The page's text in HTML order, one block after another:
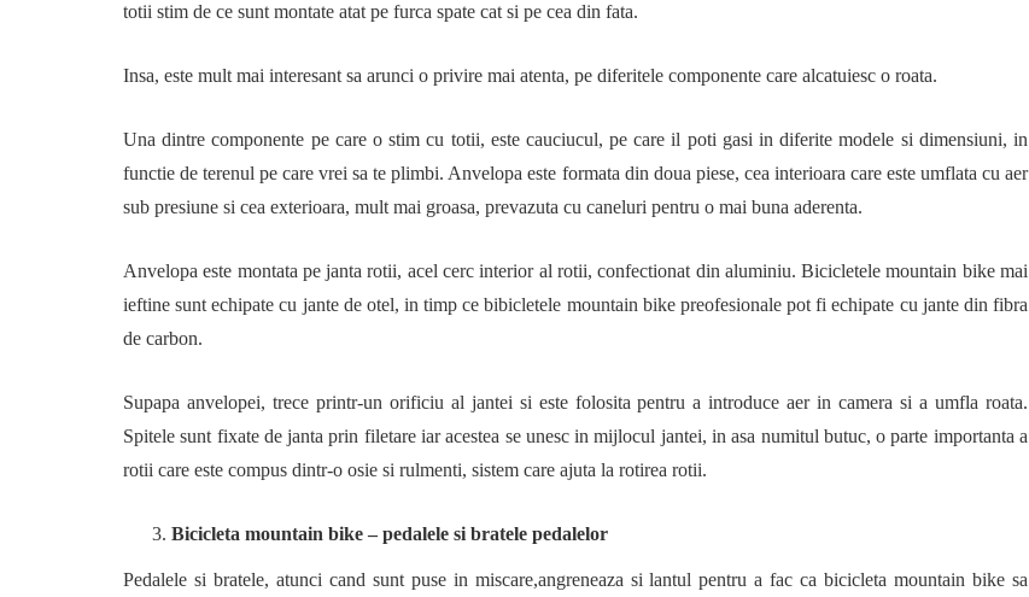
totii stim de ce sunt montate atat pe furca spate cat si pe cea din fata.
Insa, este mult mai interesant sa arunci o privire mai atenta, pe diferitele componente care alcatuiesc o roata.
Una dintre componente pe care o stim cu totii, este cauciucul, pe care il poti gasi in diferite modele si dimensiuni, in
functie de terenul pe care vrei sa te plimbi. Anvelopa este formata din doua piese, cea interioara care este umflata cu aer
sub presiune si cea exterioara, mult mai groasa, prevazuta cu caneluri pentru o mai buna aderenta.
Anvelopa este montata pe janta rotii, acel cerc interior al rotii, confectionat din aluminiu. Bicicletele mountain bike mai
ieftine sunt echipate cu jante de otel, in timp ce bibicletele mountain bike preofesionale pot fi echipate cu jante din fibra
de carbon.
Supapa anvelopei, trece printr-un orificiu al jantei si este folosita pentru a introduce aer in camera si a umfla roata.
Spitele sunt fixate de janta prin filetare iar acestea se unesc in mijlocul jantei, in asa numitul butuc, o parte importanta a
rotii care este compus dintr-o osie si rulmenti, sistem care ajuta la rotirea rotii.
Bicicleta mountain bike – pedalele si bratele pedalelor
Pedalele si bratele, atunci cand sunt puse in miscare,angreneaza si lantul pentru a fac ca bicicleta mountain bike sa